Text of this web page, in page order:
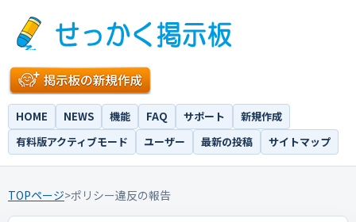
HOME NEWS 機能 FAQ サポート
新規作成
有料版アクティブモード
ユーザー 最新の投稿 サイトマップ
TOPページ>ポリシー違反の報告